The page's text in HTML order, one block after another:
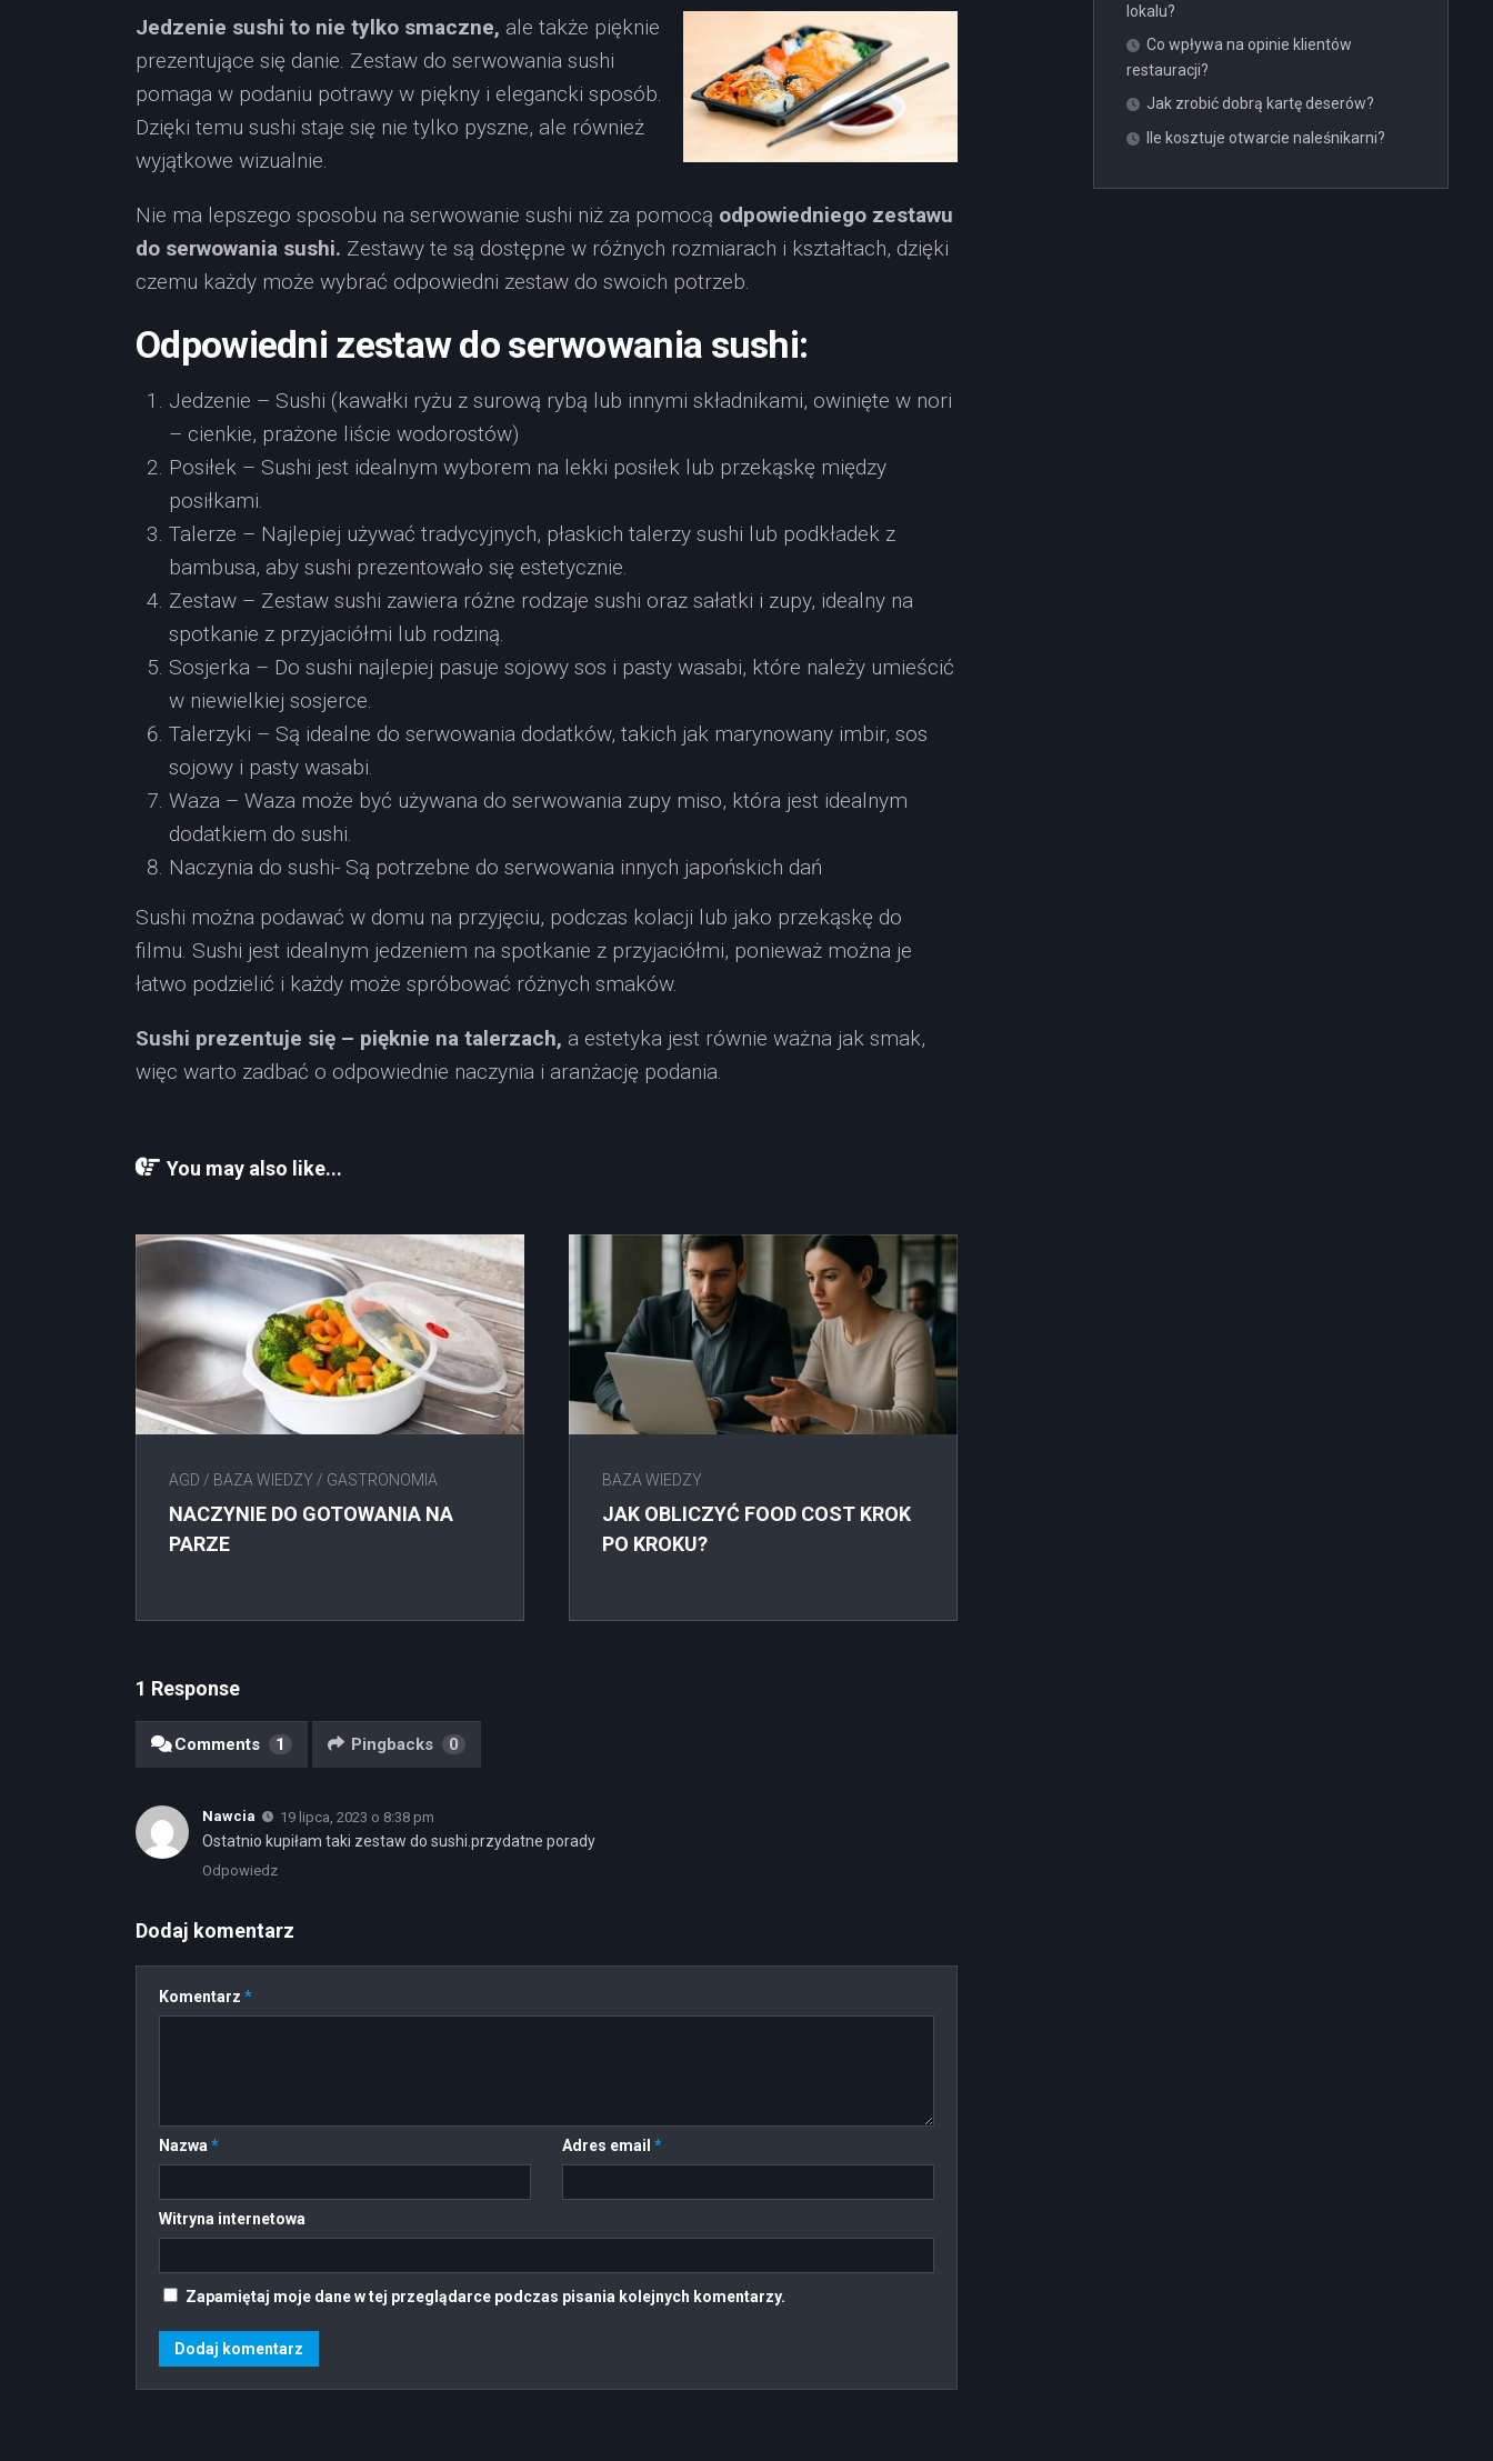
Jedzenie sushi to nie tylko smaczne, ale także pięknie
prezentujące się danie. Zestaw do serwowania sushi
pomaga w podaniu potrawy w piękny i elegancki sposób.
Dzięki temu sushi staje się nie tylko pyszne, ale również
wyjątkowe wizualnie.
Nie ma lepszego sposobu na serwowanie sushi niż za pomocą odpowiedniego zestawu
do serwowania sushi. Zestawy te są dostępne w różnych rozmiarach i kształtach, dzięki
czemu każdy może wybrać odpowiedni zestaw do swoich potrzeb.
Odpowiedni zestaw do serwowania sushi:
Jedzenie – Sushi (kawałki ryżu z surową rybą lub innymi składnikami, owinięte w nori
– cienkie, prażone liście wodorostów)
Posiłek – Sushi jest idealnym wyborem na lekki posiłek lub przekąskę między
posiłkami.
Talerze – Najlepiej używać tradycyjnych, płaskich talerzy sushi lub podkładek z
bambusa, aby sushi prezentowało się estetycznie.
Zestaw – Zestaw sushi zawiera różne rodzaje sushi oraz sałatki i zupy, idealny na
spotkanie z przyjaciółmi lub rodziną.
Sosjerka – Do sushi najlepiej pasuje sojowy sos i pasty wasabi, które należy umieścić
w niewielkiej sosjerce.
Talerzyki – Są idealne do serwowania dodatków, takich jak marynowany imbir, sos
sojowy i pasty wasabi.
Waza – Waza może być używana do serwowania zupy miso, która jest idealnym
dodatkiem do sushi.
Naczynia do sushi- Są potrzebne do serwowania innych japońskich dań
Sushi można podawać w domu na przyjęciu, podczas kolacji lub jako przekąskę do
filmu. Sushi jest idealnym jedzeniem na spotkanie z przyjaciółmi, ponieważ można je
łatwo podzielić i każdy może spróbować różnych smaków.
Sushi prezentuje się – pięknie na talerzach, a estetyka jest równie ważna jak smak,
więc warto zadbać o odpowiednie naczynia i aranżację podania.
You may also like...
AGD / BAZA WIEDZY / GASTRONOMIA
NACZYNIE DO GOTOWANIA NA
PARZE
BAZA WIEDZY
JAK OBLICZYĆ FOOD COST KROK
PO KROKU?
1 Response
Comments 1 Pingbacks 0
Nawcia 19 lipca, 2023 o 8:38 pm
Ostatnio kupiłam taki zestaw do sushi.przydatne porady
Odpowiedz
Dodaj komentarz
Komentarz *
Nazwa * Adres email *
Witryna internetowa
Zapamiętaj moje dane w tej przeglądarce podczas pisania kolejnych komentarzy.
lokalu?
Co wpływa na opinie klientów
restauracji?
Jak zrobić dobrą kartę deserów?
Ile kosztuje otwarcie naleśnikarni?